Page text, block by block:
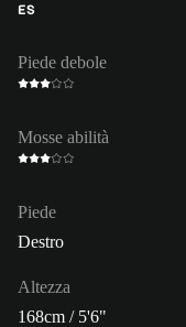
ES
Piede debole
Mosse abilità
Piede
Destro
Altezza
168cm / 5'6"